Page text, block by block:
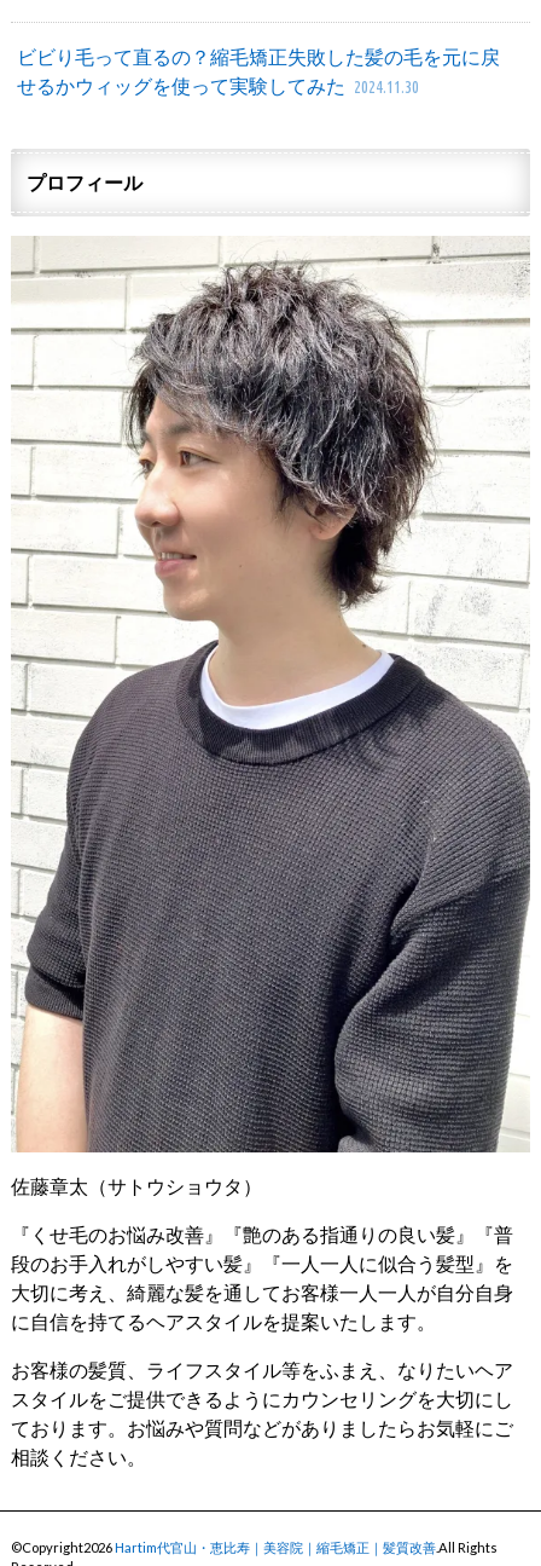
ビビり毛って直るの？縮毛矯正失敗した髪の毛を元に戻
せるかウィッグを使って実験してみた
2024.11.30
プロフィール
佐藤章太（サトウショウタ）
『くせ毛のお悩み改善』『艶のある指通りの良い髪』『普
段のお手入れがしやすい髪』『一人一人に似合う髪型』を
大切に考え、綺麗な髪を通してお客様一人一人が自分自身
に自信を持てるヘアスタイルを提案いたします。
お客様の髪質、ライフスタイル等をふまえ、なりたいヘア
スタイルをご提供できるようにカウンセリングを大切にし
ております。お悩みや質問などがありましたらお気軽にご
相談ください。
©Copyright2026Hartim代官山・恵比寿｜美容院｜縮毛矯正｜髪質改善.All Rights